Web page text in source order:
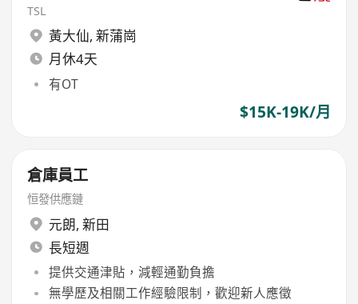
TSL
黃大仙, 新蒲崗
月休4天
有OT
$15K-19K/月
倉庫員工
恒發供應鏈
元朗, 新田
長短週
提供交通津貼，減輕通勤負擔
無學歷及相關工作經驗限制，歡迎新人應徵